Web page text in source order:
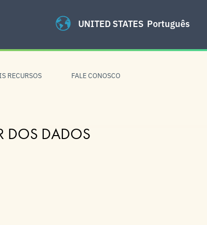
UNITED STATES Português
RECURSOS FALE CONOSCO
DOS DADOS